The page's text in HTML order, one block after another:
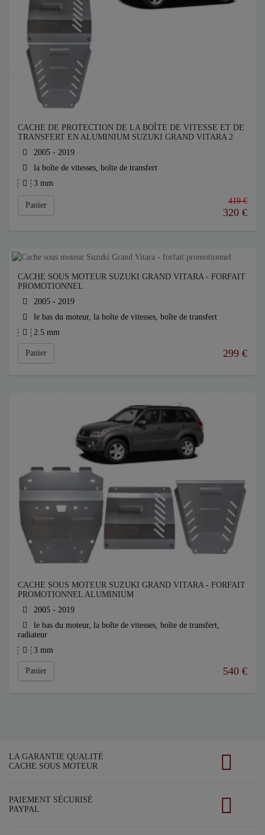
CACHE DE PROTECTION DE LA BOÎTE DE VITESSE ET DE
TRANSFERT EN ALUMINIUM SUZUKI GRAND VITARA 2
2005 - 2019
la boîte de vitesses, boîte de transfert
3 mm
Panier 419 €
320 €
CACHE SOUS MOTEUR SUZUKI GRAND VITARA - FORFAIT
PROMOTIONNEL
2005 - 2019
le bas du moteur, la boîte de vitesses, boîte de transfert
2.5 mm
Panier 299 €
CACHE SOUS MOTEUR SUZUKI GRAND VITARA - FORFAIT
PROMOTIONNEL ALUMINIUM
2005 - 2019
le bas du moteur, la boîte de vitesses, boîte de transfert,
radiateur
3 mm
Panier 540 €
LA GARANTIE QUALITÉ
CACHE SOUS MOTEUR
PAIEMENT SÉCURISÉ
PAYPAL